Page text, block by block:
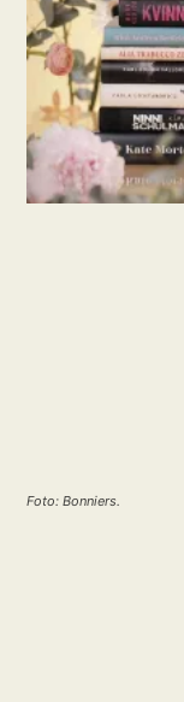
Foto: Bonniers.